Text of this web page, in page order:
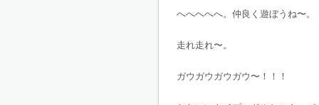
へへへへへ。仲良く遊ぼうね〜。
走れ走れ〜。
ガウガウガウガウ〜！！！